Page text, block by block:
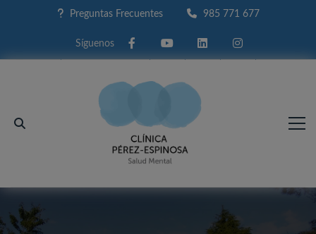
Preguntas Frecuentes 985 771 677
FacebookYoutube LinkedinInstagram